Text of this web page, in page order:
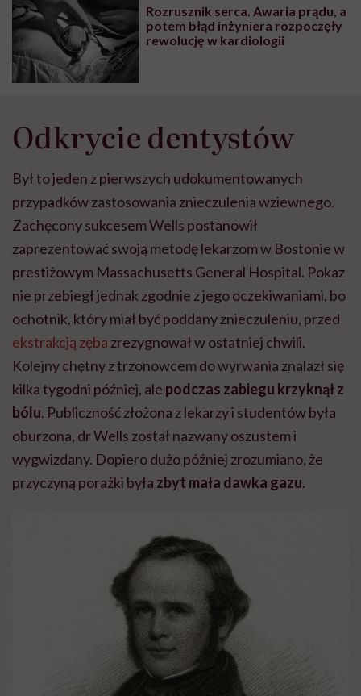
Rozrusznik serca. Awaria prądu, a
potem błąd inżyniera rozpoczęły
rewolucję w kardiologii
Odkrycie dentystów
Był to jeden z pierwszych udokumentowanych
przypadków zastosowania znieczulenia wziewnego.
Zachęcony sukcesem Wells postanowił
zaprezentować swoją metodę lekarzom w Bostonie w
prestiżowym Massachusetts General Hospital. Pokaz
nie przebiegł jednak zgodnie z jego oczekiwaniami, bo
ochotnik, który miał być poddany znieczuleniu, przed
ekstrakcją zęba zrezygnował w ostatniej chwili.
Kolejny chętny z trzonowcem do wyrwania znalazł się
kilka tygodni później, ale podczas zabiegu krzyknął z
bólu. Publiczność złożona z lekarzy i studentów była
oburzona, dr Wells został nazwany oszustem i
wygwizdany. Dopiero dużo później zrozumiano, że
przyczyną porażki była zbyt mała dawka gazu.